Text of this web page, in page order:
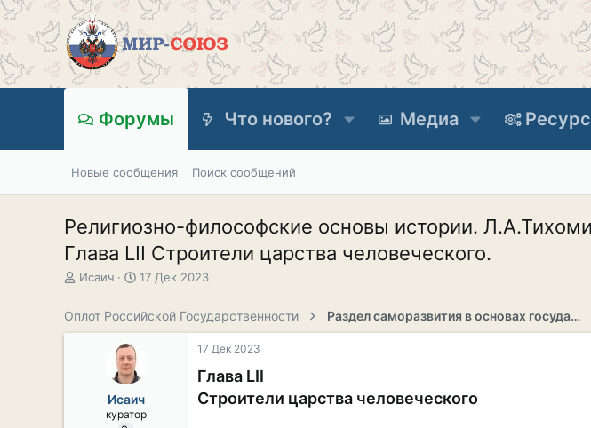
Форумы Что нового? Медиа
Новые сообщения Поиск сообщений
Религиозно-философские основы истории.
Глава LII Строители царства человеческого.
А
о
Исаич
Д
а
л
а
17 Дек 2023
Оплот Российской Государственности Раздел саморазвития в основах государственности
Исаич
куратор
17 Дек 2023
Глава LII
Строители царства человеческого